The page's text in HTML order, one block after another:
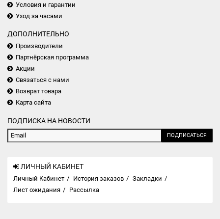
Условия и гарантии
Уход за часами
ДОПОЛНИТЕЛЬНО
Производители
Партнёрская программа
Акции
Связаться с нами
Возврат товара
Карта сайта
ПОДПИСКА НА НОВОСТИ
ПОДПИСАТЬСЯ
ЛИЧНЫЙ КАБИНЕТ
Личный Кабинет История заказов
Закладки
Лист ожидания
Рассылка